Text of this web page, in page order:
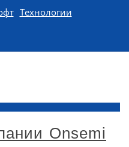
Технологии
Onsemi